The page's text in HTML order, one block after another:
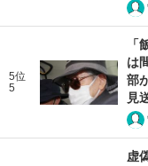
5位
5
「
は
部
見
虚